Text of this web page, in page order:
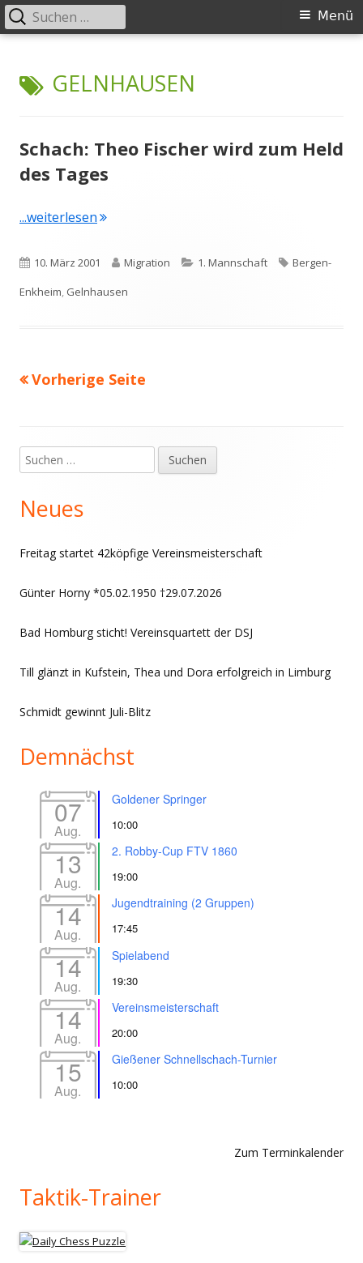
zum
Inhalt
Primäres
Menü
Suchen
nach:
SCHLAGWORT:
GELNHAUSEN
Schach: Theo Fischer wird zum Held
des Tages
...weiterlesen"Schach: Theo Fischer wird zum Held des
Veröffentlicht
am
10. März 2001 Autor
Migration Kategorien
1. Mannschaft Schlagwörter
Bergen-
Enkheim, Gelnhausen
Seitennummerierung
Beiträge
Vorherige Seite
Haupt-
Seitenleiste
Suchen
nach:
Neues
Freitag startet 42köpfige Vereinsmeisterschaft
Günter Horny *05.02.1950 †29.07.2026
Bad Homburg sticht! Vereinsquartett der DSJ
Till glänzt in Kufstein, Thea und Dora erfolgreich in Limburg
Schmidt gewinnt Juli-Blitz
Demnächst
07
Aug.
Goldener Springer
10:00
13
Aug.
2. Robby-Cup FTV 1860
19:00
14
Aug.
Jugendtraining (2 Gruppen)
17:45
14
Aug.
Spielabend
19:30
14
Aug.
Vereinsmeisterschaft
20:00
15
Aug.
Gießener Schnellschach-Turnier
10:00
Zum Terminkalender
Taktik-Trainer